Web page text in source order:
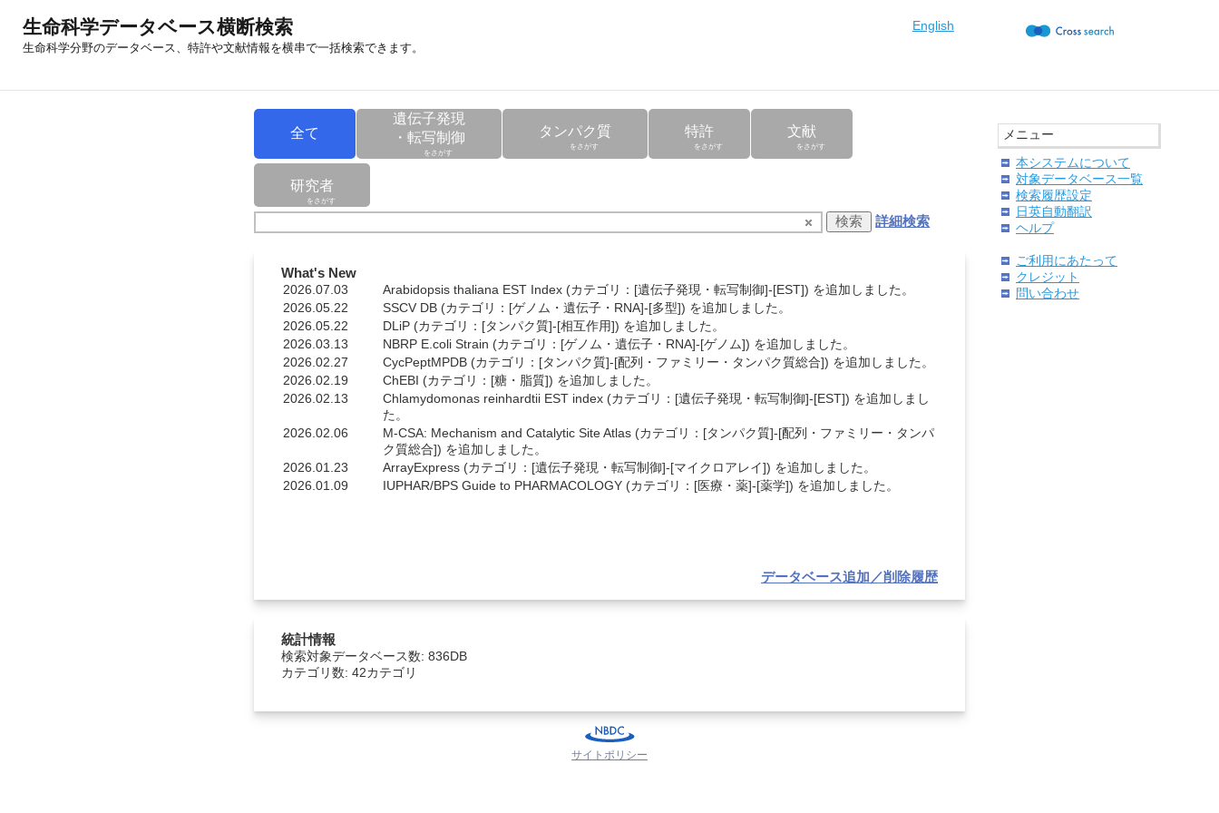
生命科学データベース横断検索
生命科学分野のデータベース、特許や文献情報を横串で一括検索できます。
English
メニュー
本システムについて
対象データベース一覧
検索履歴設定
日英自動翻訳
ヘルプ
ご利用にあたって
クレジット
問い合わせ
全て
遺伝子発現
・転写制御
をさがす
タンパク質
をさがす
特許
をさがす
文献
をさがす
研究者
をさがす
検索 詳細検索
What's New
2026.07.03
Arabidopsis thaliana EST Index (カテゴリ：[遺伝子発現・転写制御]-[EST]) を追加しました。
2026.05.22
SSCV DB (カテゴリ：[ゲノム・遺伝子・RNA]-[多型]) を追加しました。
2026.05.22
DLiP (カテゴリ：[タンパク質]-[相互作用]) を追加しました。
2026.03.13
NBRP E.coli Strain (カテゴリ：[ゲノム・遺伝子・RNA]-[ゲノム]) を追加しました。
2026.02.27
CycPeptMPDB (カテゴリ：[タンパク質]-[配列・ファミリー・タンパク質総合]) を追加しました。
2026.02.19
ChEBI (カテゴリ：[糖・脂質]) を追加しました。
2026.02.13
Chlamydomonas reinhardtii EST index (カテゴリ：[遺伝子発現・転写制御]-[EST]) を追加しまし
た。
2026.02.06
M-CSA: Mechanism and Catalytic Site Atlas (カテゴリ：[タンパク質]-[配列・ファミリー・タンパ
ク質総合]) を追加しました。
2026.01.23
ArrayExpress (カテゴリ：[遺伝子発現・転写制御]-[マイクロアレイ]) を追加しました。
2026.01.09
IUPHAR/BPS Guide to PHARMACOLOGY (カテゴリ：[医療・薬]-[薬学]) を追加しました。
データベース追加／削除履歴
統計情報
検索対象データベース数: 836DB
カテゴリ数: 42カテゴリ
サイトポリシー